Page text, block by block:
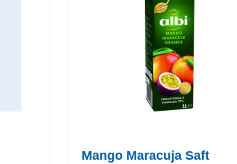
Mango Maracuja Saft